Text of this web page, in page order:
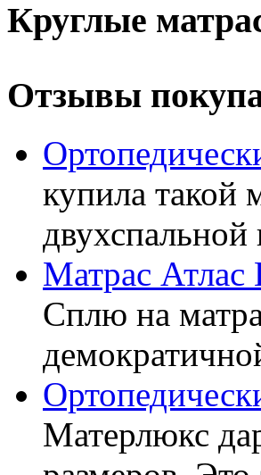
Круглые
Отзывы
купила такой
Матрас Атлас
Сплю на
Матерлюкс